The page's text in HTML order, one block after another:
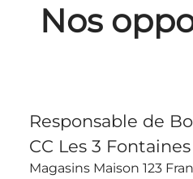
Nos
Responsable de
CC Les 3
Magasins Maison 123